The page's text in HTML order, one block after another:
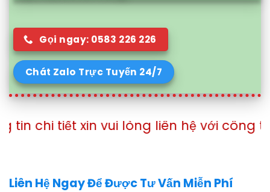
Gọi ngay: 0583 226 226
Chát Zalo Trực Tuyến 24/7
vui lòng liên hệ với công ty theo số
Liên Hệ Ngay Để Được Tư Vấn Miễn Phí